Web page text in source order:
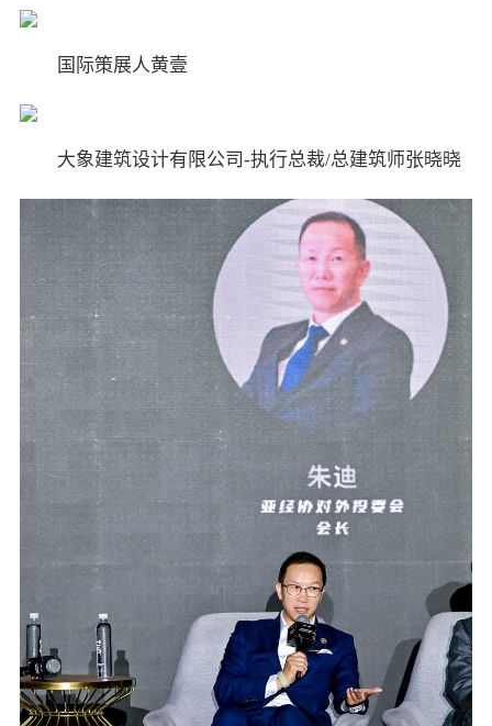
国际策展人黄壹
大象建筑设计有限公司-执行总裁/总建筑师张晓晓